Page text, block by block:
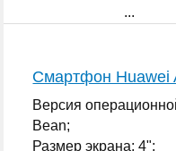
...
Смартфон Huawei
Версия
Bean;
Размер экрана: 4";